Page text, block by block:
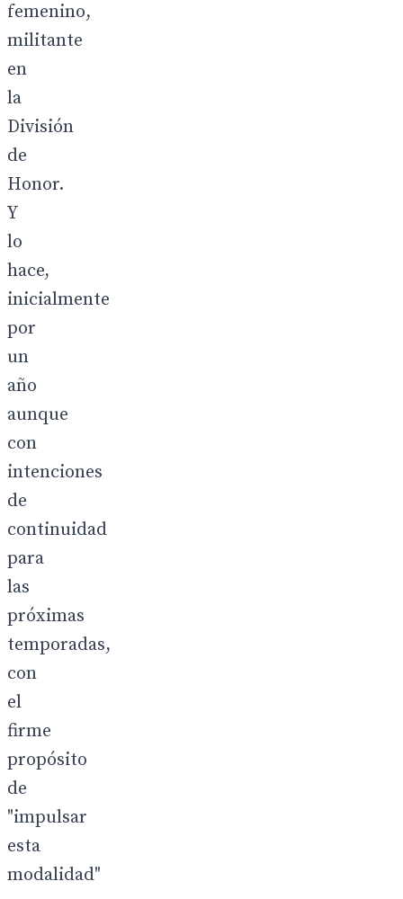
femenino,
militante
en
la
División
de
Honor.
Y
lo
hace,
inicialmente
por
un
año
aunque
con
intenciones
de
continuidad
para
las
próximas
temporadas,
con
el
firme
propósito
de
"impulsar
esta
modalidad"